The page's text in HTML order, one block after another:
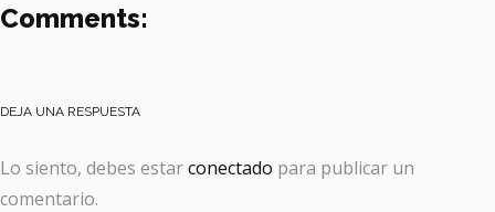
Comments:
DEJA UNA RESPUESTA
Lo siento, debes estarconectado para publicar un
comentario.